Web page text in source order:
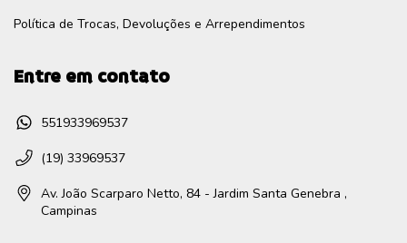
Política de Trocas, Devoluções e Arrependimentos
Entre em contato
551933969537
(19) 33969537
Av. João Scarparo Netto, 84 - Jardim Santa Genebra ,
Campinas